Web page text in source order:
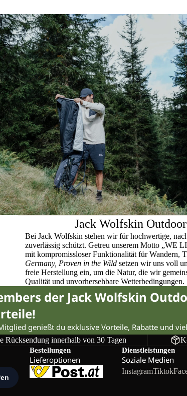
Jack Wolfskin
Bei Jack Wolfskin stehen wir für hochwertige,
zuverlässig schützt. Getreu unserem Motto „WE
mit kompromissloser Funktionalität für Wandern,
Germany, Proven in the Wild setzen wir uns voll
freie Herstellung ein, um die Natur, die wir
Qualität und unvorhersehbare Wetterbedingungen.
der Jack Wolfskin
genießt du exklusive Vorteile, Rabatte und
Rücksendung innerhalb von 30 Tagen
Bestellungen
Lieferoptionen
Dienstleistungen
Soziale Medien
InstagramTiktok